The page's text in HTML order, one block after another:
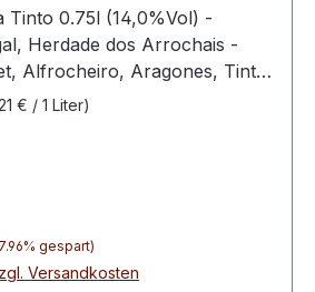
Tinto 0.75l (14,0%Vol) -
Herdade dos Arrochais -
Alfrocheiro, Aragones, Tinta
€ / 1 Liter)
Preis: gespart)
Versandkosten